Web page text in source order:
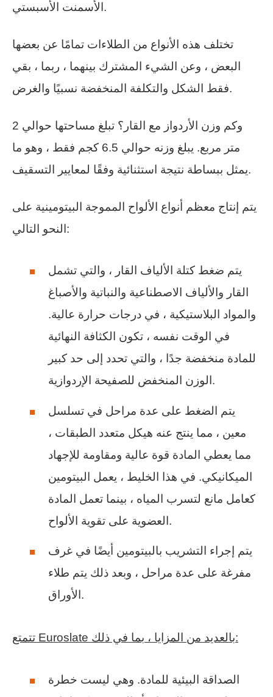
الأسمنت الأسبستي.
تختلف هذه الأنواع من الطلاءات تمامًا عن بعضها
البعض ، وعن الشيء المشترك بينهما ، ربما ، بقي
فقط الشكل والتكلفة المنخفضة نسبيًا والغرض.
وكم وزن الأردواز مع القار؟ تبلغ مساحتها حوالي 2
متر مربع. يبلغ وزنه حوالي 6.5 كجم فقط ، وهو ما
يمثل ببساطة نتيجة استثنائية وفقًا لمعايير التسقيف.
يتم إنتاج معظم أنواع الألواح المموجة البيتومينية على
النحو التالي:
يتم ضغط كتلة الألياف القار ، والتي تشمل
القار والألياف الاصطناعية والنباتية والأصباغ
والمواد البلاستيكية ، في درجات حرارة عالية.
في الوقت نفسه ، تكون الكثافة النهائية
للمادة منخفضة جدًا ، والتي تحدد إلى حد كبير
الوزن المنخفض للصفيحة الإردوازية.
يتم الضغط على عدة مراحل في تسلسل
معين ، مما ينتج عنه هيكل متعدد الطبقات ،
مما يعطي المادة قوة عالية ومقاومة للإجهاد
الميكانيكي. في هذا الخليط ، يعمل البيتومين
كعامل مانع لتسرب المياه ، بينما تعمل المادة
العضوية على تقوية الألواح.
يتم إجراء التشريب بالبيتومين أيضًا في غرف
مفرغة على عدة مراحل ، وبعد ذلك يتم طلاء
الأوراق.
تتمتع Euroslate بالعديد من المزايا ، بما في ذلك:
الصداقة البيئية للمادة. وهي ليست خطرة